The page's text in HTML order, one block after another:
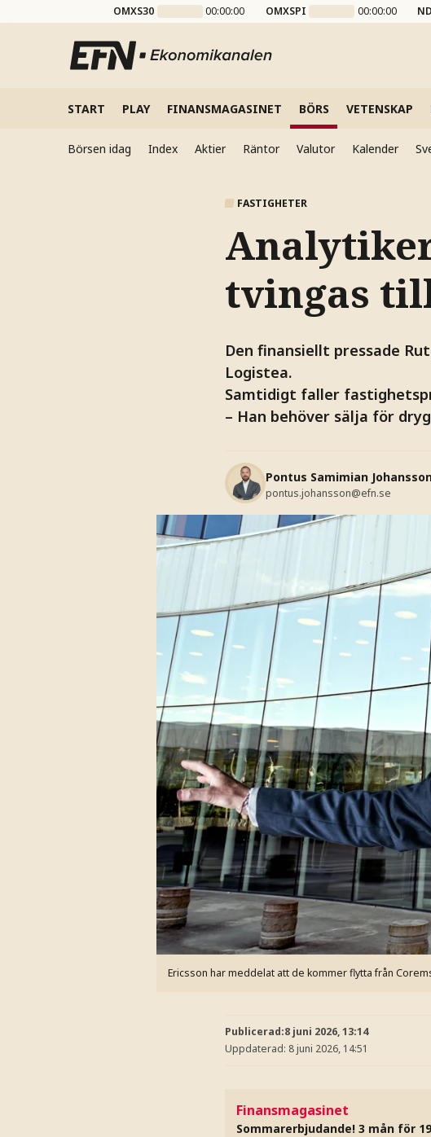
OMXS30 00:00:00 OMXSPI 00:00:00
START PLAY FINANSMAGASINET BÖRS VETENSKAP
Börsen idag Index Aktier Räntor Valutor Kalender
FASTIGHETER
tvingas
Den finansiellt pressade
Logistea.
Samtidigt faller
– Han behöver sälja för
Pontus Samimian
pontus.johansson@efn.se
Ericsson har meddelat att de kommer flytta från
Publicerad:8 juni 2026, 13:14
Uppdaterad: 8 juni 2026, 14:51
Finansmagasinet
Sommarerbjudande! 3 mån för